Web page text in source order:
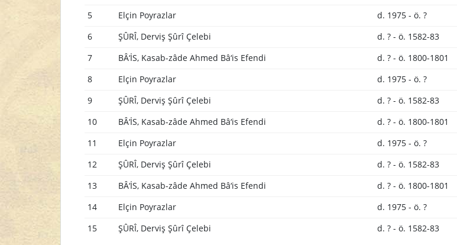
5 Elçin Poyrazlar d. 1975 - ö. ?
6 ŞÛRÎ, Derviş Şûrî Çelebi d. ? - ö. 1582-83
7 BÂ‘İS, Kasab-zâde Ahmed Bâ‘is Efendi d. ? - ö. 1800-1801
8 Elçin Poyrazlar d. 1975 - ö. ?
9 ŞÛRÎ, Derviş Şûrî Çelebi d. ? - ö. 1582-83
10 BÂ‘İS, Kasab-zâde Ahmed Bâ‘is Efendi d. ? - ö. 1800-1801
11 Elçin Poyrazlar d. 1975 - ö. ?
12 ŞÛRÎ, Derviş Şûrî Çelebi d. ? - ö. 1582-83
13 BÂ‘İS, Kasab-zâde Ahmed Bâ‘is Efendi d. ? - ö. 1800-1801
14 Elçin Poyrazlar d. 1975 - ö. ?
15 ŞÛRÎ, Derviş Şûrî Çelebi d. ? - ö. 1582-83